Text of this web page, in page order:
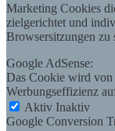
Marketing Cookies
zielgerichtet und
Browsersitzungen zu
Google AdSense:
Das Cookie wird von
Werbungseffizienz
Aktiv Inaktiv
Google Conversion